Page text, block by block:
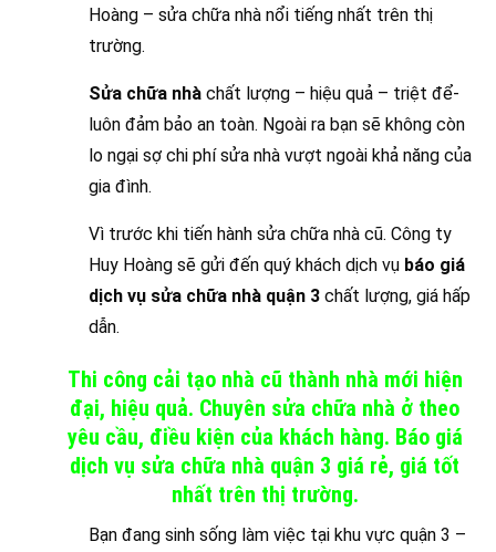
Hoàng – sửa chữa nhà nổi tiếng nhất trên thị
trường.
Sửa chữa nhà chất lượng – hiệu quả – triệt để-
luôn đảm bảo an toàn. Ngoài ra bạn sẽ không còn
lo ngại sợ chi phí sửa nhà vượt ngoài khả năng của
gia đình.
Vì trước khi tiến hành sửa chữa nhà cũ. Công ty
Huy Hoàng sẽ gửi đến quý khách dịch vụ báo giá
dịch vụ sửa chữa nhà quận 3 chất lượng, giá hấp
dẫn.
Thi công cải tạo nhà cũ thành nhà mới hiện
đại, hiệu quả. Chuyên sửa chữa nhà ở theo
yêu cầu, điều kiện của khách hàng. Báo giá
dịch vụ sửa chữa nhà quận 3 giá rẻ, giá tốt
nhất trên thị trường.
Bạn đang sinh sống làm việc tại khu vực quận 3 –